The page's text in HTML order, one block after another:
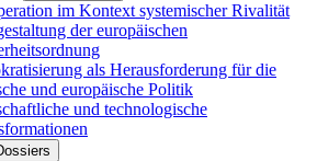
im Kontext systemischer Rivalität
der europäischen
als Herausforderung für die
und europäische Politik
und technologische